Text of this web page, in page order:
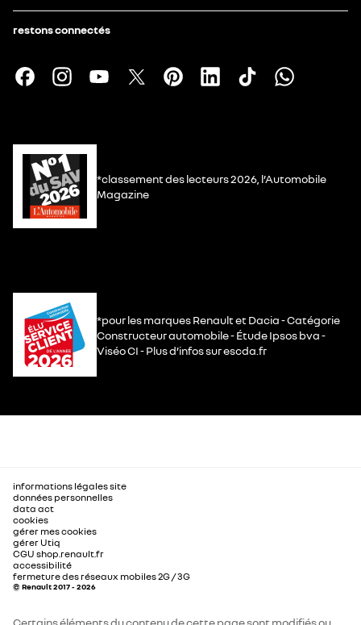
restons connectés
*classement des lecteurs 2026, l’Automobile
Magazine
*pour les marques Renault et Dacia - Catégorie
Constructeur automobile - Étude Ipsos bva -
Viséo CI - Plus d’infos sur escda.fr
informations légales site
données personnelles
data act
cookies
gérer mes cookies
gérer Utiq
CGU shop.renault.fr
accessibilité
fermeture des réseaux mobiles 2G / 3G
© Renault 2017 - 2026